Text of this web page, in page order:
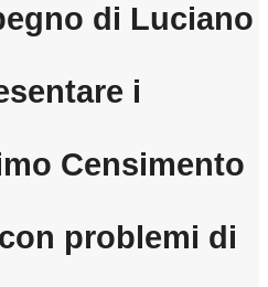
di Luciano
i
Censimento
problemi di